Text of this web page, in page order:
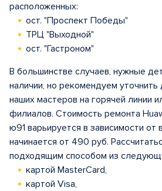
расположенных:
ост. "Проспект Победы"
ТРЦ "Выходной"
ост. "Гастроном"
В большинстве случаев, нужные
наличии, но рекомендуем
наших мастеров на горячей линии
филиалов. Стоимость ремонта
ю91 варьируется в зависимости от
начинается от 490 руб.
подходящим способом из
картой MasterCard,
картой Visa,